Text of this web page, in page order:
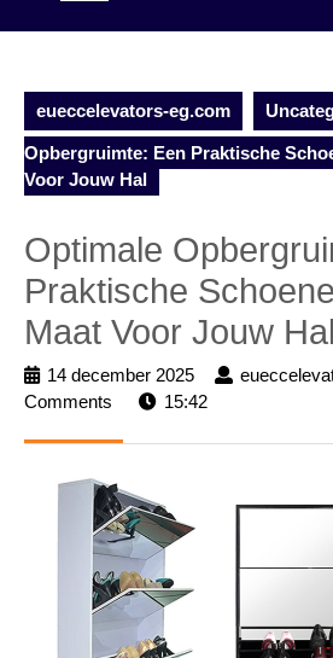
eueccelevators-eg.com
Opbergruimte: Een Praktische
Voor Jouw Hal
Optimale
Praktische
Maat Voor Jouw Hal
14 december 2025
14
december
Comments
15:42